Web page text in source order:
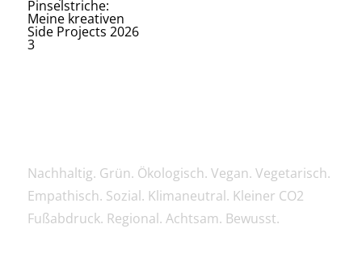
Nachhaltig. Grün. Ökologisch. Vegan. Vegetarisch.
Empathisch. Sozial. Klimaneutral. Kleiner CO2
Fußabdruck. Regional. Achtsam. Bewusst.